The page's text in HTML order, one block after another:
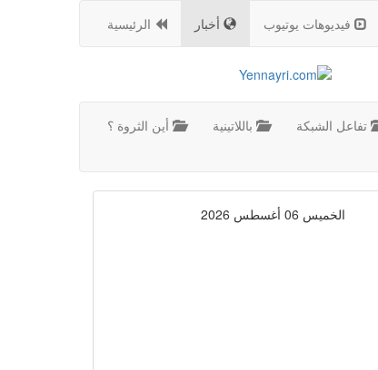
الرئيسية أخبار فيديوهات يوتيوب
أين الثروة ؟
باللاتينية تفاعل الشبكة
الخميس 06 أغسطس 2026